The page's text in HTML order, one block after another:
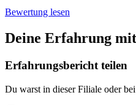
Bewertung lesen
Deine Erfahrung
Erfahrungsbericht teilen
Du warst in dieser Filiale oder